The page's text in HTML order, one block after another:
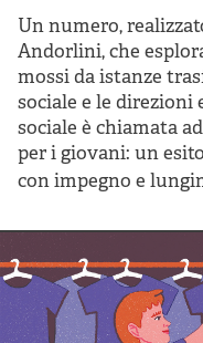
Un numero,
Andorlini, che
mossi da istanze
sociale e le
sociale è chiamata
per i giovani: un
con impegno e